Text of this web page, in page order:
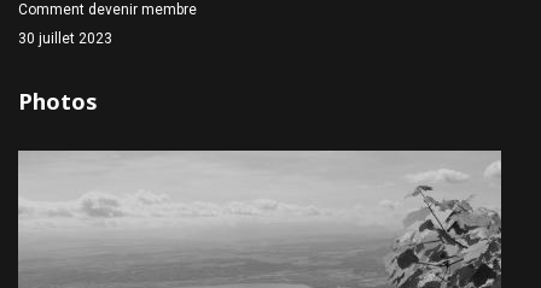
Comment devenir membre
30 juillet 2023
Photos